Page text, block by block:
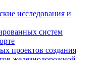
исследования и
систем
проектов создания